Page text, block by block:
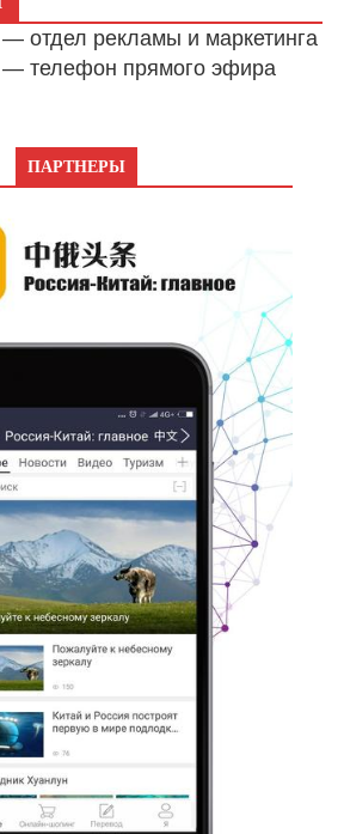
— отдел рекламы и маркетинга
— телефон прямого эфира
ПАРТНЕРЫ